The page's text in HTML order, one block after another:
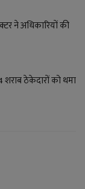
ने अधिकारियों की
शराब ठेकेदारों को थमा